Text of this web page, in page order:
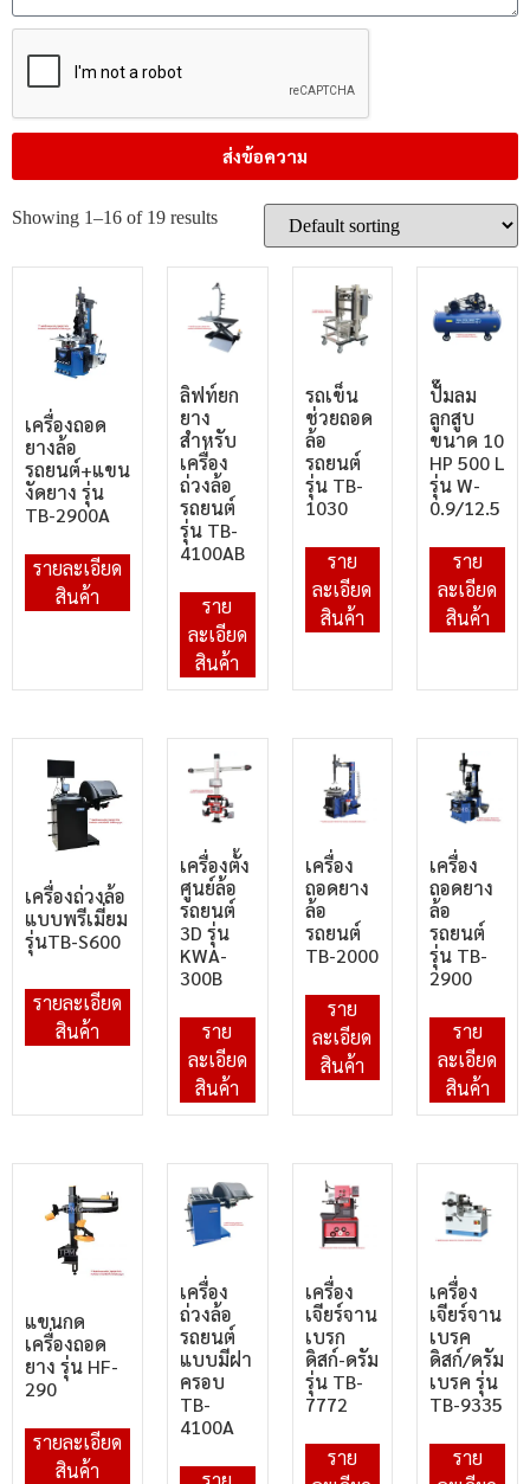
ส่งข้อความ
Showing 1–16 of 19 results
เครื่องถอด
ยางล้อ
รถยนต์+แขน
งัดยาง รุ่น
TB-2900A
รายละเอียด
สินค้า
ลิฟท์ยก
ยาง
สำหรับ
เครื่อง
ถ่วงล้อ
รถยนต์
รุ่น TB-
4100AB
ราย
ละเอียด
สินค้า
รถเข็น
ช่วยถอด
ล้อ
รถยนต์
รุ่น TB-
1030
ราย
ละเอียด
สินค้า
ปั๊มลม
ลูกสูบ
ขนาด 10
HP 500 L
รุ่น W-
0.9/12.5
ราย
ละเอียด
สินค้า
เครื่องถ่วงล้อ
แบบพรีเมี่ยม
รุ่นTB-S600
รายละเอียด
สินค้า
เครื่องตั้ง
ศูนย์ล้อ
รถยนต์
3D รุ่น
KWA-
300B
ราย
ละเอียด
สินค้า
เครื่อง
ถอดยาง
ล้อ
รถยนต์
TB-2000
ราย
ละเอียด
สินค้า
เครื่อง
ถอดยาง
ล้อ
รถยนต์
รุ่น TB-
2900
ราย
ละเอียด
สินค้า
แขนกด
เครื่องถอด
ยาง รุ่น HF-
290
รายละเอียด
สินค้า
เครื่อง
ถ่วงล้อ
รถยนต์
แบบมีฝา
ครอบ
TB-
4100A
เครื่อง
เจียร์จาน
เบรก
ดิสก์-ดรัม
รุ่น TB-
7772
ราย
เครื่อง
เจียร์จาน
เบรค
ดิสก์/ดรัม
เบรค รุ่น
TB-9335
ราย